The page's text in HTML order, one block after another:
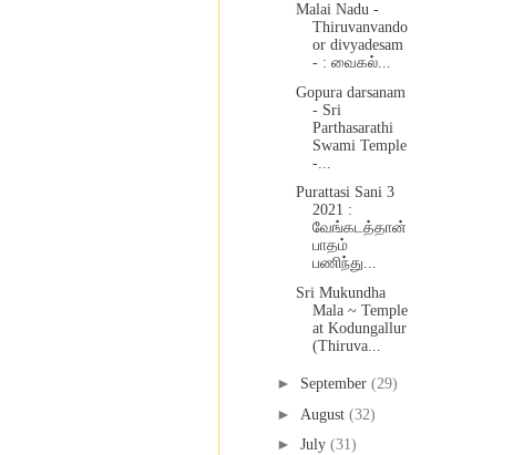
Malai Nadu -
Thiruvanvando
or divyadesam
- : வைகல்...
Gopura darsanam
- Sri
Parthasarathi
Swami Temple
-...
Purattasi Sani 3
2021 :
வேங்கடத்தான்
பாதம்
பணிந்து...
Sri Mukundha
Mala ~ Temple
at Kodungallur
(Thiruva...
► September (29)
► August (32)
► July (31)